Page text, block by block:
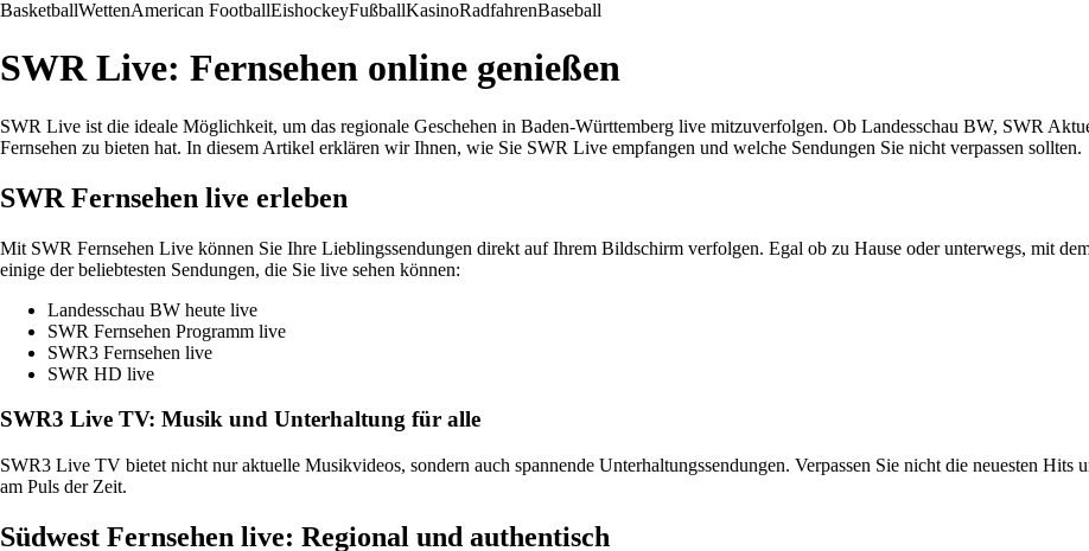
BasketballWettenAmerican FootballEishockeyFußballKasinoRadfahrenBaseball
SWR Live: Fernsehen online genießen
SWR Live ist die ideale Möglichkeit, um das regionale Geschehen in Baden-Württemberg live mitzuverfolgen. Ob Landesschau BW, SWR
Fernsehen zu bieten hat. In diesem Artikel erklären wir Ihnen, wie Sie SWR Live empfangen und welche Sendungen Sie nicht verpassen sollten.
SWR Fernsehen live erleben
Mit SWR Fernsehen Live können Sie Ihre Lieblingssendungen direkt auf Ihrem Bildschirm verfolgen. Egal ob zu Hause oder unterwegs, mit
einige der beliebtesten Sendungen, die Sie live sehen können:
Landesschau BW heute live
SWR Fernsehen Programm live
SWR3 Fernsehen live
SWR HD live
SWR3 Live TV: Musik und Unterhaltung für alle
SWR3 Live TV bietet nicht nur aktuelle Musikvideos, sondern auch spannende Unterhaltungssendungen. Verpassen Sie nicht die neuesten
am Puls der Zeit.
Südwest Fernsehen live: Regional und authentisch